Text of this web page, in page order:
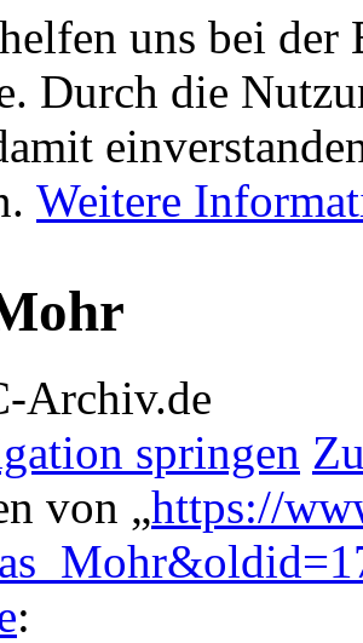
uns bei
Durch die
Weitere
Archiv.de
springen
von „https://
: